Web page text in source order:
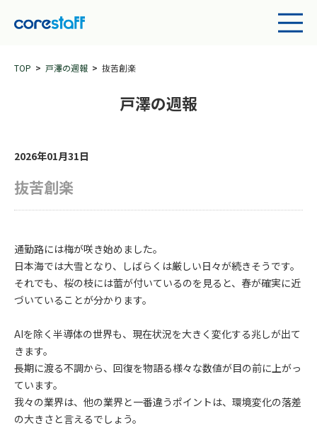
TOP 戸澤の週報 抜苦創楽
戸澤の週報
2026年01月31日
抜苦創楽
通勤路には梅が咲き始めました。
日本海では大雪となり、しばらくは厳しい日々が続きそうです。
それでも、桜の枝には蕾が付いているのを見ると、春が確実に近
づいていることが分かります。
AIを除く半導体の世界も、現在状況を大きく変化する兆しが出て
きます。
長期に渡る不調から、回復を物語る様々な数値が目の前に上がっ
ています。
我々の業界は、他の業界と一番違うポイントは、環境変化の落差
の大きさと言えるでしょう。